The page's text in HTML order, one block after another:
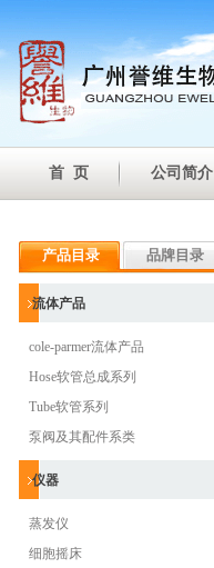
首 页 公司简介
产品目录 品牌目录
流体产品
cole-parmer流体产品
Hose软管总成系列
Tube软管系列
泵阀及其配件系类
仪器
蒸发仪
细胞摇床